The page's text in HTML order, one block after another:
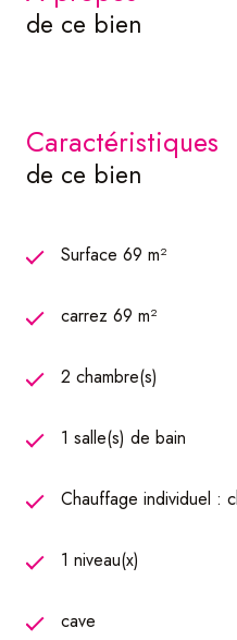
de ce bien
caractéristiques
de ce bien
Surface 69 m²
carrez 69 m²
2 chambre(s)
1 salle(s) de bain
Chauffage individuel :
1 niveau(x)
cave